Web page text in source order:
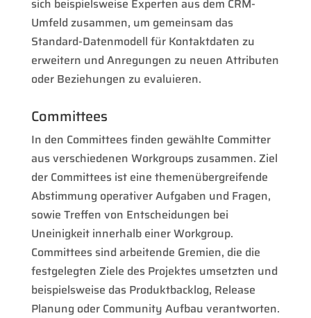
sich beispielsweise Experten aus dem CRM-
Umfeld zusammen, um gemeinsam das
Standard-Datenmodell für Kontaktdaten zu
erweitern und Anregungen zu neuen Attributen
oder Beziehungen zu evaluieren.
Committees
In den Committees finden gewählte Committer
aus verschiedenen Workgroups zusammen. Ziel
der Committees ist eine themenübergreifende
Abstimmung operativer Aufgaben und Fragen,
sowie Treffen von Entscheidungen bei
Uneinigkeit innerhalb einer Workgroup.
Committees sind arbeitende Gremien, die die
festgelegten Ziele des Projektes umsetzten und
beispielsweise das Produktbacklog, Release
Planung oder Community Aufbau verantworten.